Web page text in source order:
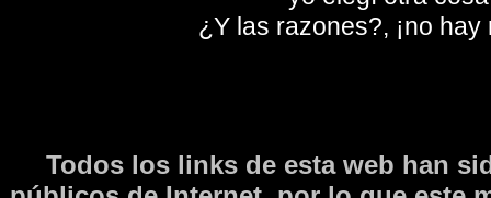
¿Y las razones?, ¡no hay
Todos los links de esta web han